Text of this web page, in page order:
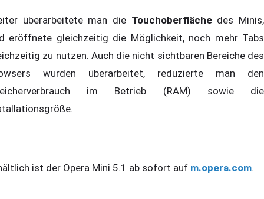
überarbeitete man die Touchoberfläche des Minis,
eröffnete gleichzeitig die Möglichkeit, noch mehr Tabs
zu nutzen. Auch die nicht sichtbaren Bereiche des
wurden überarbeitet, reduzierte man den
im Betrieb (RAM) sowie die
ist der Opera Mini 5.1 ab sofort auf m.opera.com.